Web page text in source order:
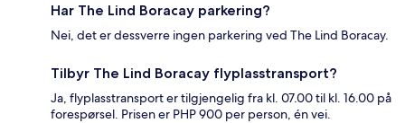
Har The Lind Boracay parkering?
Nei, det er dessverre ingen parkering ved The Lind Boracay.
Tilbyr The Lind Boracay flyplasstransport?
Ja, flyplasstransport er tilgjengelig fra kl. 07.00 til kl. 16.00 på
forespørsel. Prisen er PHP 900 per person, én vei.